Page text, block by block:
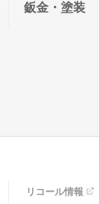
鈑金・塗装
リコール情報